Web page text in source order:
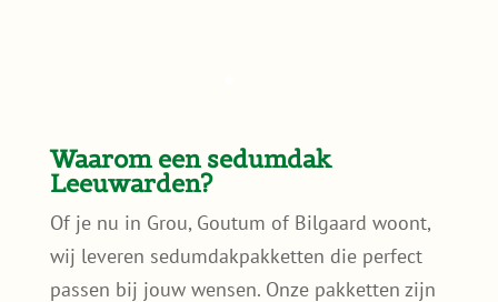
koelen;
Bescherm je dak– Verleng de
levensduur van je dakbedekking door
bescherming tegen UV-straling en